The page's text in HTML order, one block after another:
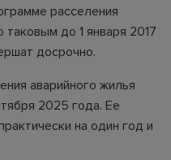
расселения
таковым до 1 января 2017
досрочно.
аварийного жилья
2025 года. Ее
на один год и